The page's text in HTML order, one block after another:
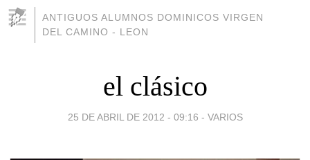
ANTIGUOS ALUMNOS DOMINICOS VIRGEN
DEL CAMINO - LEON
el clásico
25 DE ABRIL DE 2012 - 09:16 - VARIOS